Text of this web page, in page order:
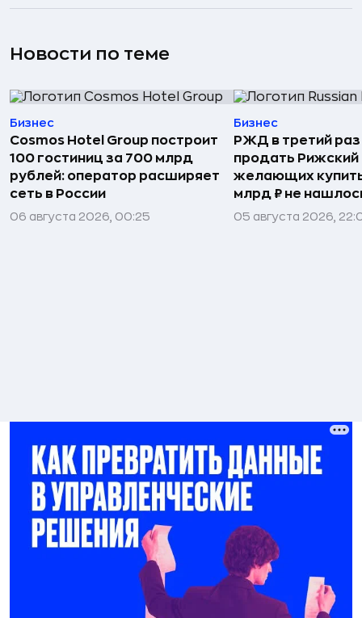
Новости по теме
Бизнес
Cosmos Hotel Group построит
100 гостиниц за 700 млрд
рублей: оператор расширяет
сеть в России
06 августа 2026, 00:25
Бизнес
РЖД в третий
продать Рижский
желающих
млрд ₽ не
05 августа 2026,